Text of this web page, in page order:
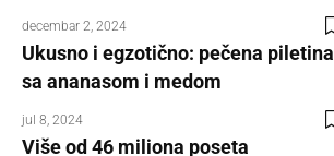
decembar 2, 2024
Ukusno i egzotično: pečena piletina
sa ananasom i medom
jul 8, 2024
Više od 46 miliona poseta